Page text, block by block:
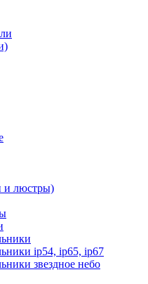
и люстры)
ip54, ip65, ip67
звездное небо